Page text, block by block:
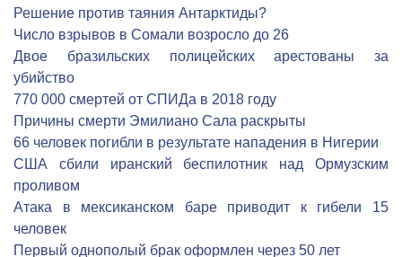
Решение против таяния Антарктиды?
Число взрывов в Сомали возросло до 26
Двое бразильских полицейских арестованы за
убийство
770 000 смертей от СПИДа в 2018 году
Причины смерти Эмилиано Сала раскрыты
66 человек погибли в результате нападения в Нигерии
США сбили иранский беспилотник над Ормузским
проливом
Атака в мексиканском баре приводит к гибели 15
человек
Первый однополый брак оформлен через 50 лет